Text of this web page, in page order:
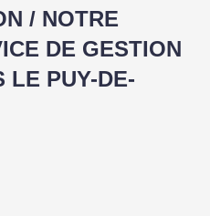
/ NOTRE
DE GESTION
LE PUY-DE-